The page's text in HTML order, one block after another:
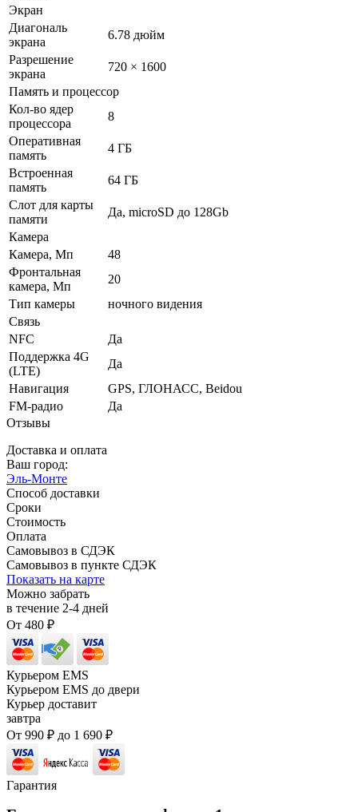
Экран
Диагональ
экрана
6.78 дюйм
Разрешение
экрана
720 × 1600
Память и процессор
Кол-во ядер
процессора
8
Оперативная
память
4 ГБ
Встроенная
память
64 ГБ
Слот для карты
памяти
Да, microSD до 128Gb
Камера
Камера, Мп
48
Фронтальная
камера, Мп
20
Тип камеры
ночного видения
Связь
NFC
Да
Поддержка 4G
(LTE)
Да
Навигация
GPS, ГЛОНАСС, Beidou
FM-радио
Да
Отзывы
Доставка и оплата
Ваш город:
Эль-Монте
Способ доставки
Сроки
Стоимость
Оплата
Самовывоз в СДЭК
Самовывоз в пункте СДЭК
Показать на карте
Можно забрать
в течение 2-4 дней
От 480 ₽
Курьером EMS
Курьером EMS до двери
Курьер доставит
завтра
От 990 ₽ до 1 690 ₽
Гарантия